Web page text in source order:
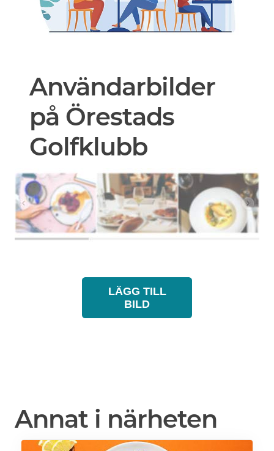
Användarbilder
på Örestads
Golfklubb
LÄGG TILL
BILD
Annat i närheten